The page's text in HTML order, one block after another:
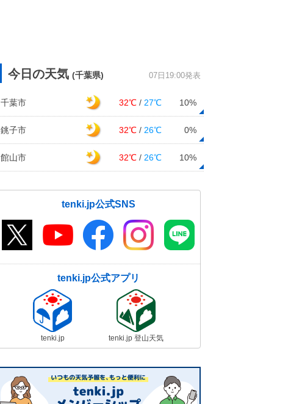
今日の天気 (千葉県) 07日19:00発表
千葉市 32℃ / 27℃ 10%
銚子市 32℃ / 26℃ 0%
館山市 32℃ / 26℃ 10%
tenki.jp公式SNS
tenki.jp公式アプリ
tenki.jp tenki.jp 登山天気